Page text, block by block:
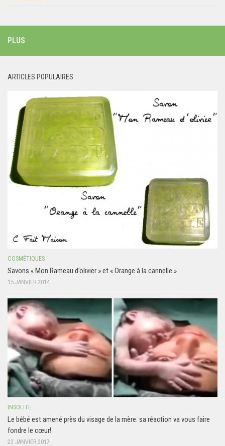
PLUS
ARTICLES POPULAIRES
COSMÉTIQUES
Savons « Mon Rameau d’olivier » et « Orange à la cannelle »
15 JANVIER 2014
INSOLITE
Le bébé est amené près du visage de la mère: sa réaction va vous faire
fondre le cœur!
23 JANVIER 2017